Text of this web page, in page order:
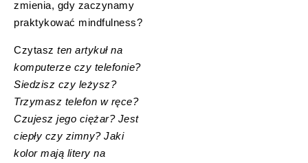
zmienia, gdy zaczynamy
praktykować mindfulness?
Czytasz ten artykuł na
komputerze czy telefonie?
Siedzisz czy leżysz?
Trzymasz telefon w ręce?
Czujesz jego ciężar? Jest
ciepły czy zimny? Jaki
kolor mają litery na